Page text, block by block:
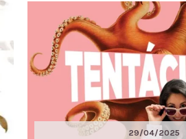
29/04/2025